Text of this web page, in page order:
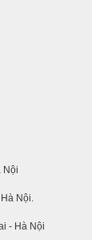
Nội
Nội.
- Hà Nội